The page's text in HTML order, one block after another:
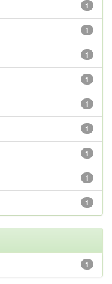
1
1
1
1
1
1
1
1
1
1